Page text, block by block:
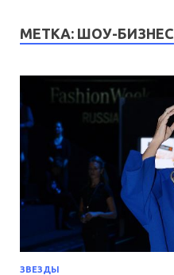
МЕТКА: ШОУ-БИЗНЕС
ЗВЕЗДЫ